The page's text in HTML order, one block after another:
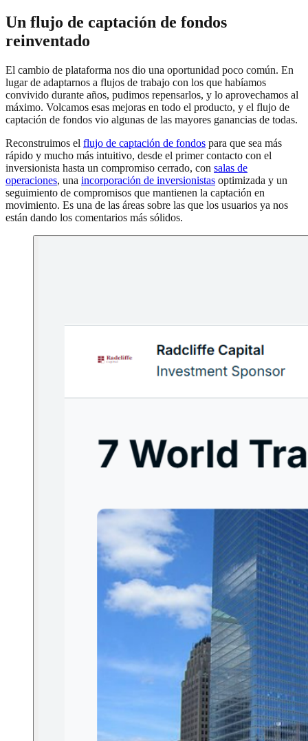
Un flujo de captación de fondos
reinventado
El cambio de plataforma nos dio una oportunidad poco común. En
lugar de adaptarnos a flujos de trabajo con los que habíamos
convivido durante años, pudimos repensarlos, y lo aprovechamos al
máximo. Volcamos esas mejoras en todo el producto, y el flujo de
captación de fondos vio algunas de las mayores ganancias de todas.
Reconstruimos el flujo de captación de fondos para que sea más
rápido y mucho más intuitivo, desde el primer contacto con el
inversionista hasta un compromiso cerrado, con salas de
operaciones, una incorporación de inversionistas optimizada y un
seguimiento de compromisos que mantienen la captación en
movimiento. Es una de las áreas sobre las que los usuarios ya nos
están dando los comentarios más sólidos.